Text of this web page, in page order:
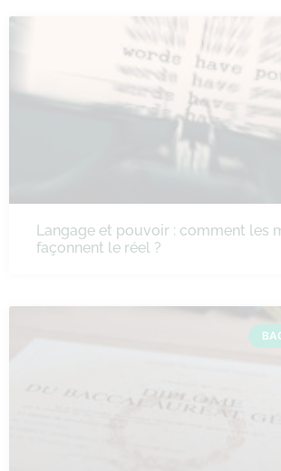
Langage et pouvoir : comment les
façonnent le réel ?